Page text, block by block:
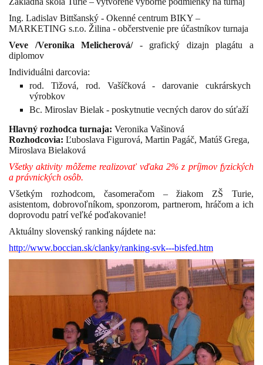
Ing. Ladislav Bittšanský - Okenné centrum BIKY –
MARKETING s.r.o. Žilina - občerstvenie pre účastníkov turnaja
Veve /Veronika Melicherová/- grafický dizajn plagátu a
diplomov
Individuálni darcovia:
rod. Tižová, rod. Vašíčková - darovanie cukrárskych
výrobkov
Bc. Miroslav Bielak - poskytnutie vecných darov do súťaží
Hlavný rozhodca turnaja: Veronika Vašinová
Rozhodcovia: Ľuboslava Figurová, Martin Pagáč, Matúš Grega,
Miroslava Bielaková
Všetky aktivity môžeme realizovať vďaka 2% z príjmov fyzických
a právnických osôb.
Všetkým rozhodcom, časomeračom – žiakom ZŠ Turie,
asistentom, dobrovoľníkom, sponzorom, partnerom, hráčom a ich
doprovodu patrí veľké poďakovanie!
Aktuálny slovenský ranking nájdete na:
http://www.boccian.sk/clanky/ranking-svk---bisfed.htm